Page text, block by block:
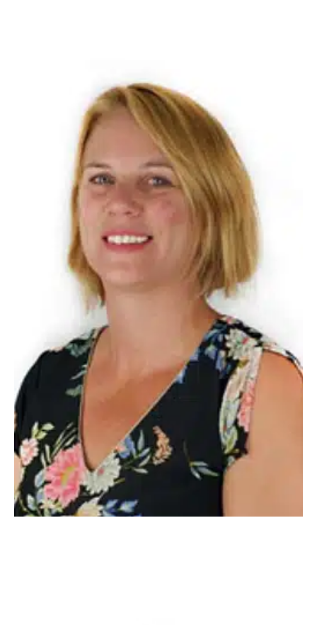
Aurélie MONTEILLET
Précédemment Responsable du site de Figeac, Aurélie
Monteillet se voit confier le poste de Directrice de l’AFPI
Occitanie (1 500 salariés formés/an). Elle assurera le
développement de la formation continue.
Âgée de 43 ans et diplômée d’un DESS Ingénierie de la
Formation et des systèmes d’emploi, elle a évolué pendant
trois ans en entreprise, au sein d’un service RH, avant
d’intégrer le réseau de l’UIMM Midi-Pyrénées en 2005.
De 2019 à 2022, cette dernière a supervisé l’ouverture du
centre de formation de Figeac.
En savoir plus sur la formation continue